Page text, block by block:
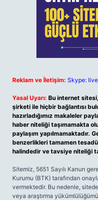
Reklam ve İletişim: Skype:
Yasal Uyarı: Bu internet
şirketi ile hiçbir bağlantısı
hazırladığımız makaleler
haber niteliği taşımamakta
paylaşım yapılmamaktadır.
benzerlikleri tamamen
halindedir ve tavsiye niteliği
Sitemiz, 5651 Sayılı Kanun
Kurumu (BTK) tarafından
vermektedir. Bu nedenle,
veya araştırma